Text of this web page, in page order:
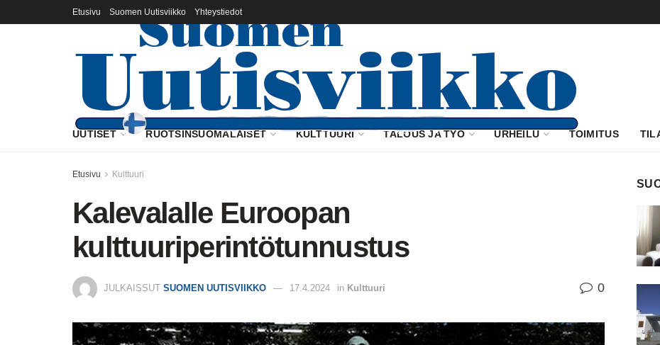
Etusivu Suomen Uutisviikko Yhteystiedot
UUTISET RUOTSINSUOMALAISET KULTTUURI TALOUS JA TYÖ URHEILU TOIMITUS
Etusivu Kulttuuri
Kalevalalle Euroopan
kulttuuriperintötunnustus
JULKAISSUT SUOMEN UUTISVIIKKO 17.4.2024 in Kulttuuri 0